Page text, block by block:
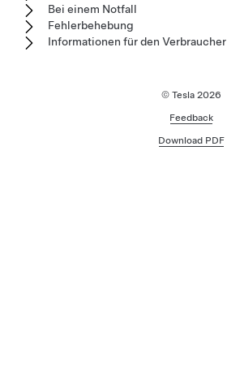
Bei einem Notfall
Fehlerbehebung
Informationen für den Verbraucher
© Tesla 2026
Feedback
Download PDF